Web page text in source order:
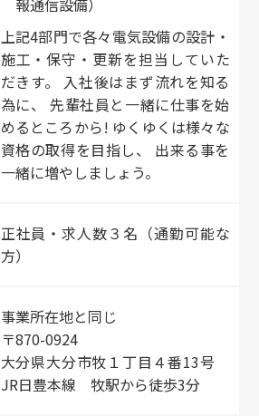
報通信設備）
上記4部門で各々電気設備の設計・
施工・保守・更新を担当していた
だきす。 入社後はまず流れを知る
為に、 先輩社員と一緒に仕事を始
めるところから! ゆくゆくは様々な
資格の取得を目指し、 出来る事を
一緒に増やしましょう。
正社員・求人数３名（通勤可能な
方）
事業所在地と同じ
〒870-0924
大分県大分市牧１丁目４番13号
JR日豊本線 牧駅から徒歩3分